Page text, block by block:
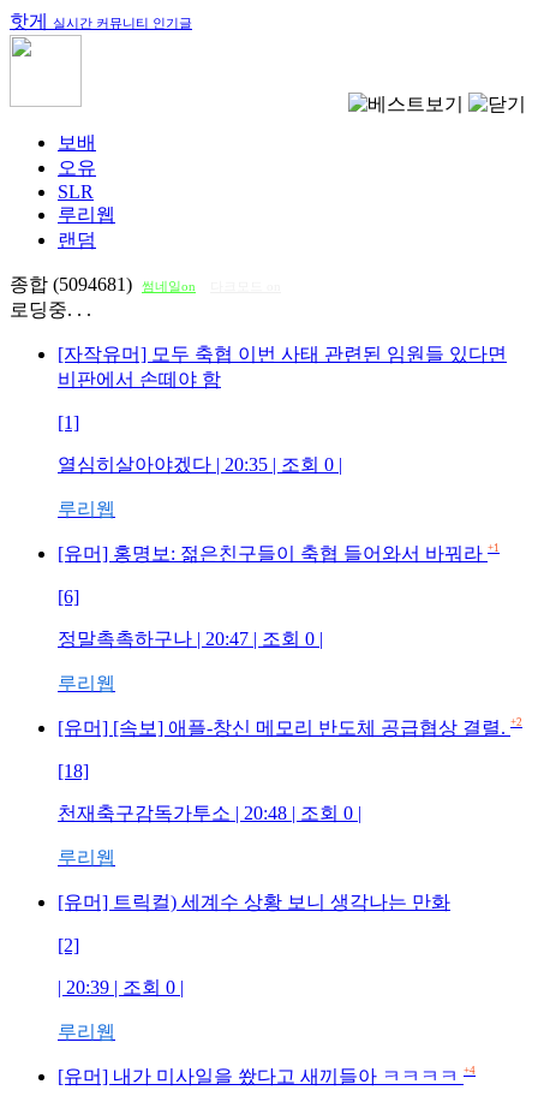
핫게 실시간 커뮤니티 인기글
보배
오유
SLR
루리웹
랜덤
종합 (5094681) 썸네일on
로딩중. . .
[자작유머] 모두 축협 이번 사태 관련된 임원들 있다면
비판에서 손떼야 함
[1]
열심히살아야겠다 | 20:35 | 조회 0 |
루리웹
[유머] 홍명보: 젊은친구들이 축협 들어와서 바꿔라 +1
[6]
정말촉촉하구나 | 20:47 | 조회 0 |
루리웹
[유머] [속보] 애플-창신 메모리 반도체 공급협상 결렬. +2
[18]
천재축구감독가투소 | 20:48 | 조회 0 |
루리웹
[유머] 트릭컬) 세계수 상황 보니 생각나는 만화
[2]
| 20:39 | 조회 0 |
루리웹
[유머] 내가 미사일을 쐈다고 새끼들아 ㅋㅋㅋㅋ +4